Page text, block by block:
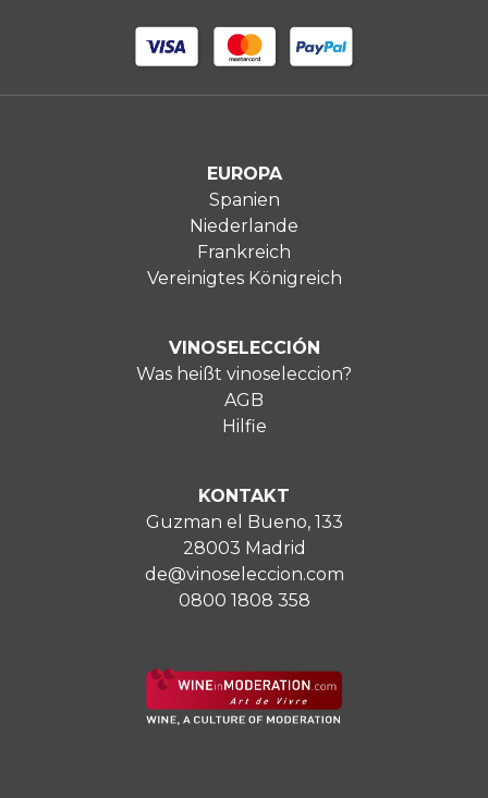
EUROPA
Spanien
Niederlande
Frankreich
Vereinigtes Königreich
VINOSELECCIÓN
Was heißt vinoseleccion?
AGB
Hilfie
KONTAKT
Guzman el Bueno, 133
28003 Madrid
de@vinoseleccion.com
0800 1808 358